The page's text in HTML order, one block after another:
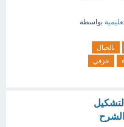
بواسطة
بالحبال
خزفي